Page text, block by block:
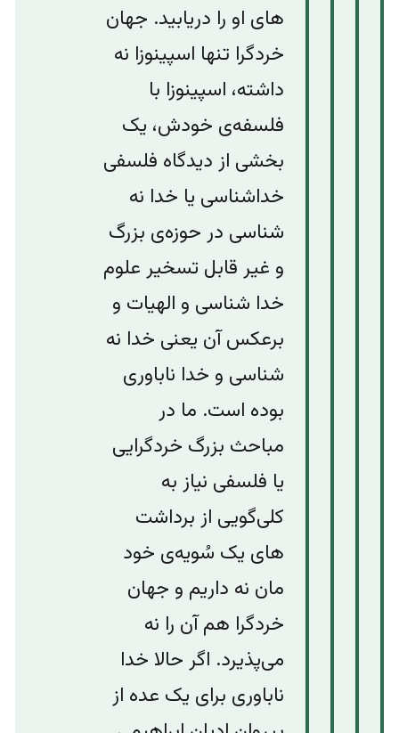
های او را دریابید. جهان
خردگرا تنها اسپینوزا نه
داشته، اسپینوزا با
فلسفه‌ی خودش، یک
بخشی از دیدگاه فلسفی
خداشناسی یا خدا نه
شناسی در حوزه‌ی بزرگ
و غیر قابل تسخیر علوم
خدا شناسی و الهیات و
برعکس آن یعنی خدا نه
شناسی و خدا ناباوری
بوده است. ما در
مباحث بزرگ خردگرایی
یا فلسفی نیاز به
کلی‌‌گویی از برداشت
های یک سُویه‌ی خود
مان نه داریم و جهان
خرد‌گرا هم آن را نه
می‌پذیرد. اگر حالا خدا
ناباوری برای یک عده از